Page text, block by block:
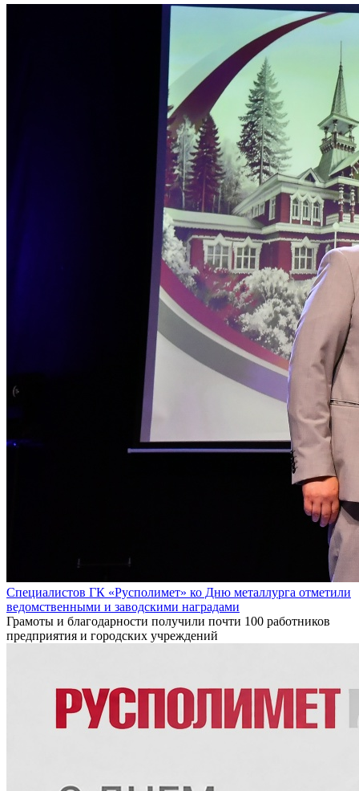
Специалистов ГК «Русполимет» ко Дню металлурга отметили
ведомственными и заводскими наградами
Грамоты и благодарности получили почти 100 работников
предприятия и городских учреждений